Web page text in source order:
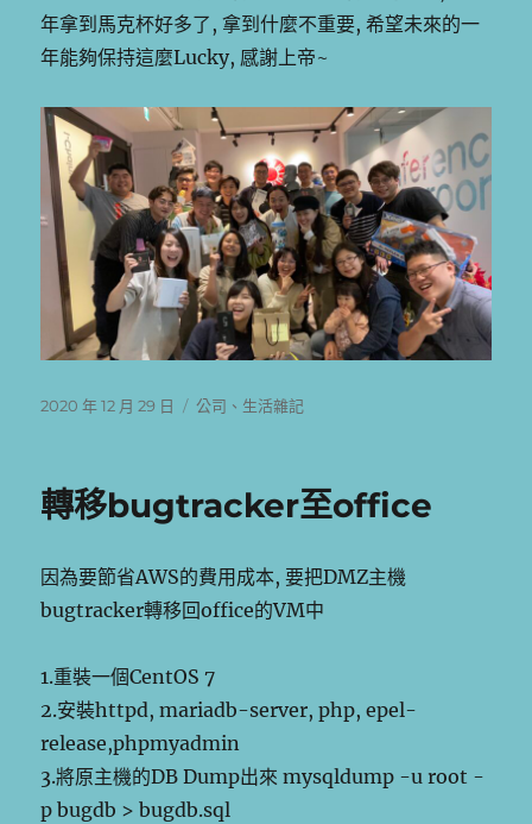
年拿到馬克杯好多了, 拿到什麼不重要, 希望未來的一
年能夠保持這麼Lucky, 感謝上帝~
發
2020 年 12 月 29 日
分
公司 、 生活雜記
轉移bugtracker至office
因為要節省AWS的費用成本, 要把DMZ主機
bugtracker轉移回office的VM中
1.重裝一個CentOS 7
2.安裝httpd, mariadb-server, php, epel-
release,phpmyadmin
3.將原主機的DB Dump出來 mysqldump -u root -
p bugdb > bugdb.sql